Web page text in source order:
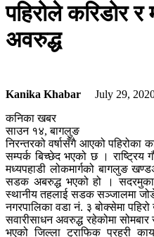
पहिरोले करिडोर र
अवरुद्ध
Kanika Khabar July 29,
कनिका खबर
साउन १४, बागलुङ
निरन्तरको वर्षासँगै आएको
सम्पर्क बिच्छेद भएको छ । राष्ट्रिय
मध्यपहाडी लोकमार्गको बागलुङ
सडक अबरुद्ध भएको हो ।
स्थानीय तहलाई सडक सञ्जालमा
नगरपालिका वडा नं. ३ बोक्सेमा
सवारीसाधन अवरुद्ध रहेकोमा
भएको जिल्ला ट्राफिक प्रहरी